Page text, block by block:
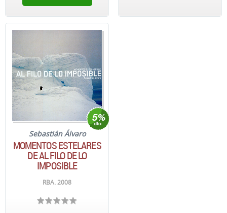
Sebastián Álvaro
MOMENTOS ESTELARES
DE AL FILO DE LO
IMPOSIBLE
RBA. 2008